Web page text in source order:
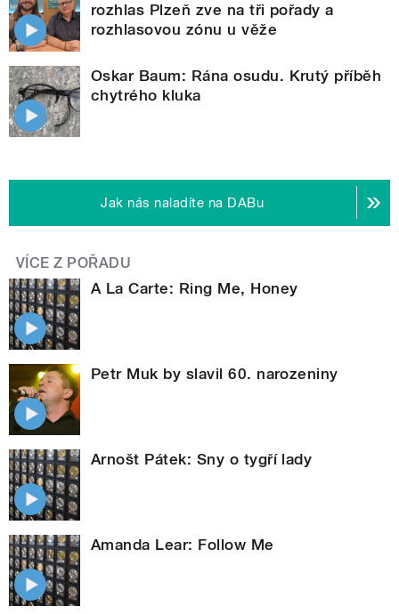
rozhlas Plzeň zve na tři pořady a
rozhlasovou zónu u věže
Oskar Baum: Rána osudu. Krutý příběh
chytrého kluka
Jak nás naladíte na DABu
VÍCE Z POŘADU
A La Carte: Ring Me, Honey
Petr Muk by slavil 60. narozeniny
Arnošt Pátek: Sny o tygří lady
Amanda Lear: Follow Me